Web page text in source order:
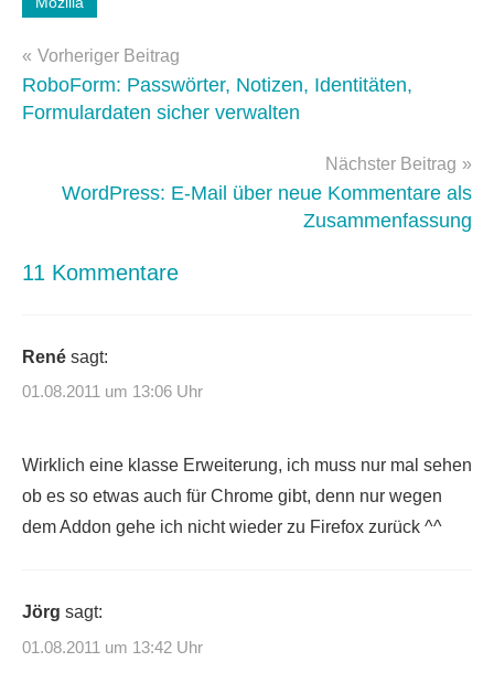
Beitragsnavigation
Vorheriger Beitrag
RoboForm: Passwörter, Notizen, Identitäten,
Formulardaten sicher verwalten
Nächster Beitrag
WordPress: E-Mail über neue Kommentare als
Zusammenfassung
11 Kommentare
René sagt:
01.08.2011 um 13:06 Uhr
Wirklich eine klasse Erweiterung, ich muss nur mal sehen
ob es so etwas auch für Chrome gibt, denn nur wegen
dem Addon gehe ich nicht wieder zu Firefox zurück ^^
Jörg sagt:
01.08.2011 um 13:42 Uhr